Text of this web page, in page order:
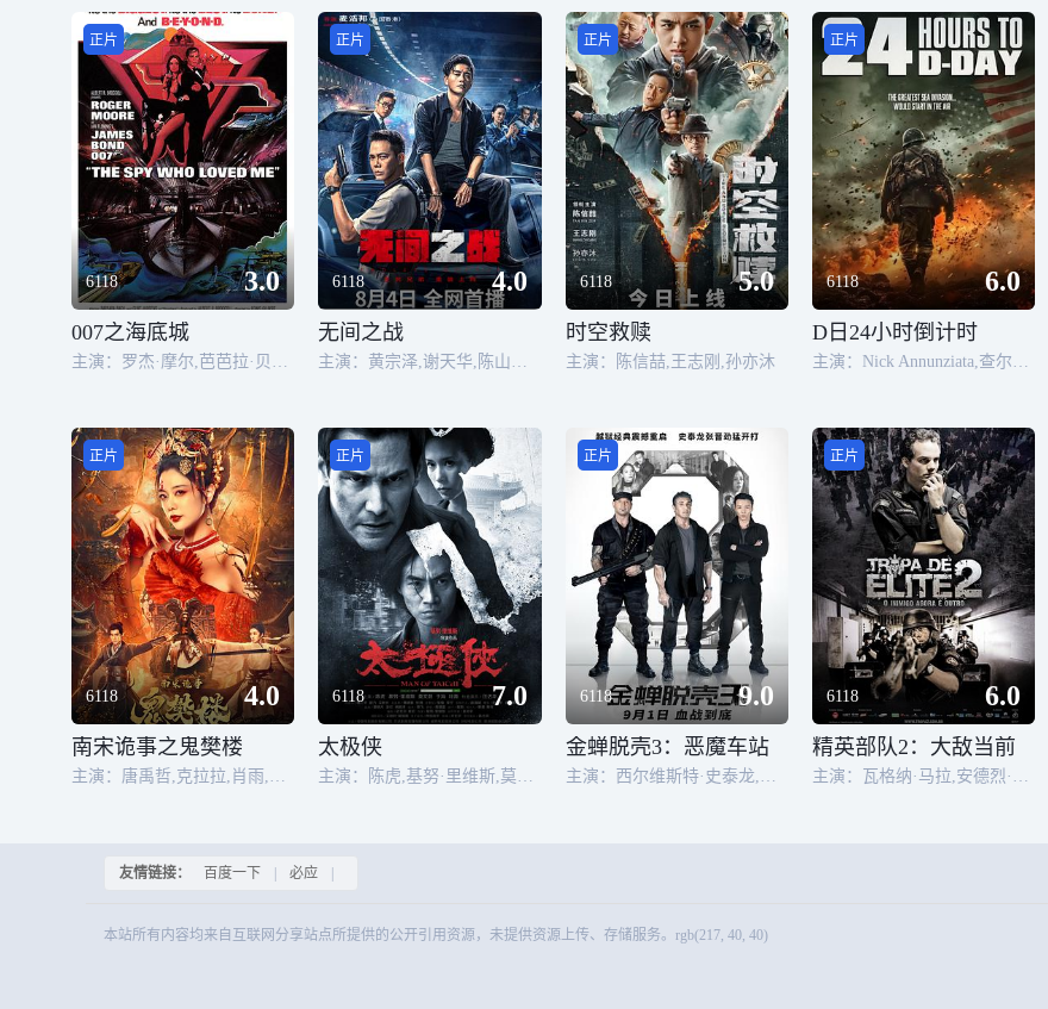
6118 3.0
正片
007之海底城
6118 4.0
正片
无间之战
6118 5.0
正片
时空救赎
主演：陈信喆,王志刚,孙亦沐
6118 6.0
正片
D日24小时倒计时
6118 4.0
正片
南宋诡事之鬼樊楼
主演：唐禹哲,克拉拉,肖雨,骆达华,张春仲,由立平
6118 7.0
正片
太极侠
主演：陈虎,基努·里维斯,莫文蔚,于海,叶青
6118 9.0
正片
金蝉脱壳3：恶魔车站
主演：西尔维斯特·史泰龙,戴夫·巴蒂斯塔,50分,戴文·萨瓦,岑勇康
6118 6.0
正片
精英部队2：大敌当前
主演：瓦格纳·马拉,安德烈·拉米罗,米尔黑·考塔兹,伊兰迪尔·桑托斯,玛利亚·瑞贝罗,塞乌·乔奇
友情链接： 百度一下 | 必应 |
本站所有内容均来自互联网分享站点所提供的公开引用资源，未提供资源上传、存储服务。rgb(217, 40, 40)